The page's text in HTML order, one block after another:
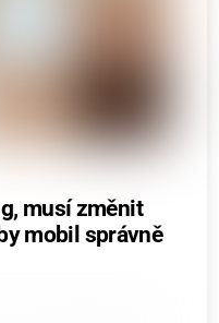
musí změnit
mobil správně